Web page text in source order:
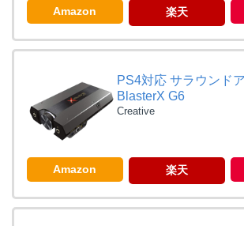
Amazon 楽天
PS4対応 サラウンド
BlasterX G6
Creative
Amazon 楽天